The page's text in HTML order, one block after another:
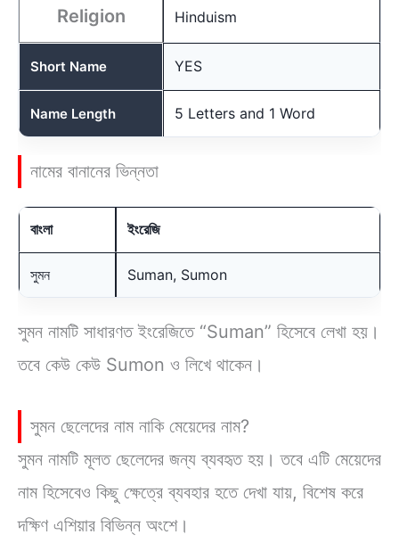
Religion Hinduism
Short Name YES
Name Length 5 Letters and 1 Word
নামের বানানের ভিন্নতা
বাংলা ইংরেজি
সুমন Suman, Sumon
সুমন নামটি সাধারণত ইংরেজিতে “Suman” হিসেবে লেখা হয়।
তবে কেউ কেউ Sumon ও লিখে থাকেন।
সুমন ছেলেদের নাম নাকি মেয়েদের নাম?
সুমন নামটি মূলত ছেলেদের জন্য ব্যবহৃত হয়। তবে এটি মেয়েদের
নাম হিসেবেও কিছু ক্ষেত্রে ব্যবহার হতে দেখা যায়, বিশেষ করে
দক্ষিণ এশিয়ার বিভিন্ন অংশে।